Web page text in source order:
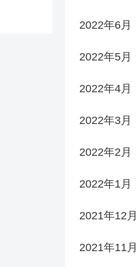
2022年6月
2022年5月
2022年4月
2022年3月
2022年2月
2022年1月
2021年12月
2021年11月